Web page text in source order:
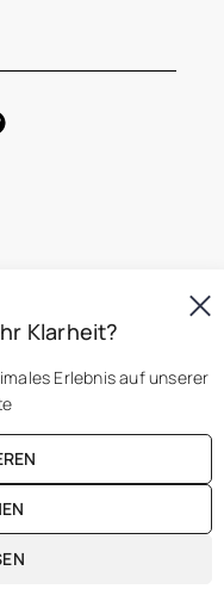
Klarheit?
Erlebnis auf unserer